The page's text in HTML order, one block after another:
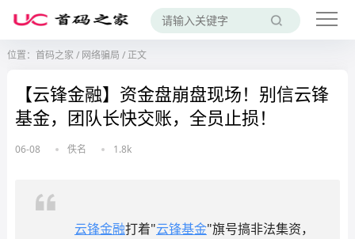
位置： 首码之家 / 网络骗局 /正文
【云锋金融】资金盘崩盘现场！别信云锋
基金，团队长快交账，全员止损！
06-08 佚名 1.8k
云锋金融打着"云锋基金"旗号搞非法集资，